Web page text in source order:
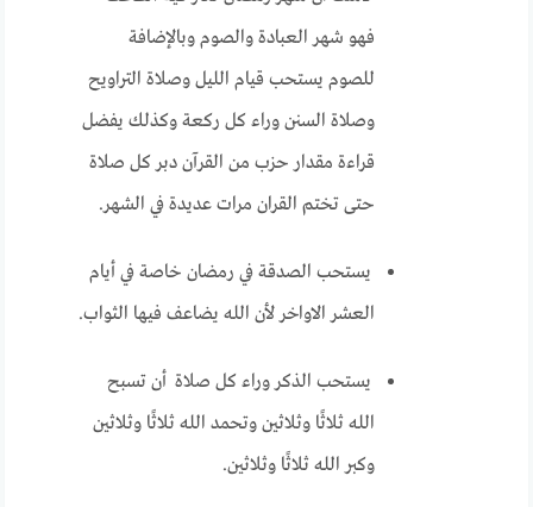
فهو شهر العبادة والصوم وبالإضافة
للصوم يستحب قيام الليل وصلاة التراويح
وصلاة السنن وراء كل ركعة وكذلك يفضل
قراءة مقدار حزب من القرآن دبر كل صلاة
حتى تختم القران مرات عديدة في الشهر.
يستحب الصدقة في رمضان خاصة في أيام
العشر الاواخر لأن الله يضاعف فيها الثواب.
يستحب الذكر وراء كل صلاة أن تسبح
الله ثلاثًا وثلاثين وتحمد الله ثلاثًا وثلاثين
وكبر الله ثلاثًا وثلاثين.